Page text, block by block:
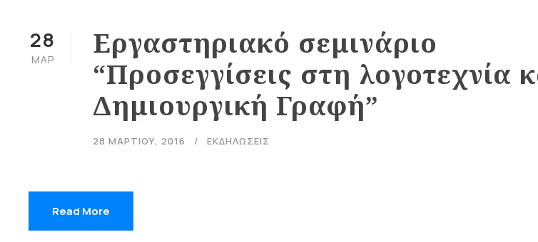
28
ΜΑΡ
Εργαστηριακό σεμινάριο
“Προσεγγίσεις στη λογοτεχνία
Δημιουργική Γραφή”
28 ΜΑΡΤΊΟΥ, 2016 ΕΚΔΗΛΩΣΕΙΣ
Read More